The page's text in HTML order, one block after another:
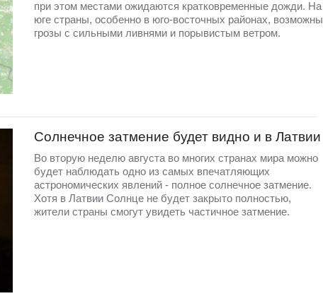
при этом местами ожидаются кратковременные дожди. На
юге страны, особенно в юго-восточных районах, возможны
грозы с сильными ливнями и порывистым ветром.
Солнечное затмение будет видно и в Латвии
Во вторую неделю августа во многих странах мира можно
будет наблюдать одно из самых впечатляющих
астрономических явлений - полное солнечное затмение.
Хотя в Латвии Солнце не будет закрыто полностью,
жители страны смогут увидеть частичное затмение.